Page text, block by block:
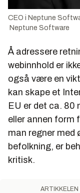
CEO i Neptune
Neptune Software
Å adressere
webinnhold er
også være en
kan skape et
EU er det ca. 80
eller annen form
man regner med
befolkning, er
kritisk.